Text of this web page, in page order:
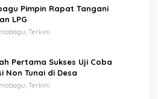
Pimpin Rapat Tangani
LPG
Terkini
Pertama Sukses Uji Coba
Non Tunai di Desa
Terkini